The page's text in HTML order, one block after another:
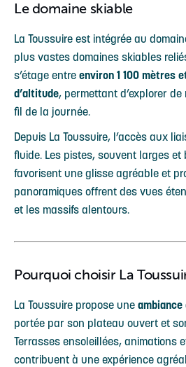
Le domaine skiable
La Toussuire est intégrée au
plus vastes domaines skiables
s’étage entre environ 1 100 mètres
d’altitude, permettant d’explorer
fil de la journée.
Depuis La Toussuire, l’accès aux
fluide. Les pistes, souvent larges et
favorisent une glisse agréable et
panoramiques offrent des vues
et les massifs alentours.
Pourquoi choisir La
La Toussuire propose une
portée par son plateau ouvert et
Terrasses ensoleillées, animations
contribuent à une expérience